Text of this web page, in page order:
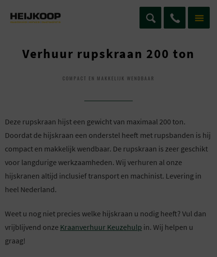
Verhuur rupskraan 200 ton
COMPACT EN MAKKELIJK WENDBAAR
Deze rupskraan hijst een gewicht van maximaal 200 ton.
Doordat de hijskraan een onderstel heeft met rupsbanden is hij
compact en makkelijk wendbaar. De rupskraan is zeer geschikt
voor langdurige werkzaamheden. Wij verhuren al onze
hijskranen altijd inclusief transport en machinist. Levering in
heel Nederland.
Weet u nog niet precies welke hijskraan u nodig heeft? Vul dan
vrijblijvend onze Kraanverhuur Keuzehulp in. Wij helpen u
graag!